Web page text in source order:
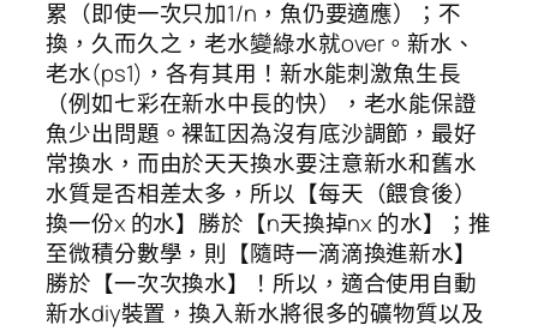
累（即使一次只加1/n，魚仍要適應）；不
換，久而久之，老水變綠水就over。新水、
老水(ps1)，各有其用！新水能刺激魚生長
（例如七彩在新水中長的快），老水能保證
魚少出問題。裸缸因為沒有底沙調節，最好
常換水，而由於天天換水要注意新水和舊水
水質是否相差太多，所以【每天（餵食後）
換一份x 的水】勝於【n天換掉nx 的水】；推
至微積分數學，則【隨時一滴滴換進新水】
勝於【一次次換水】！所以，適合使用自動
新水diy裝置，換入新水將很多的礦物質以及